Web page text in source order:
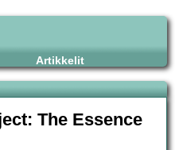
Artikkelit
The Essence